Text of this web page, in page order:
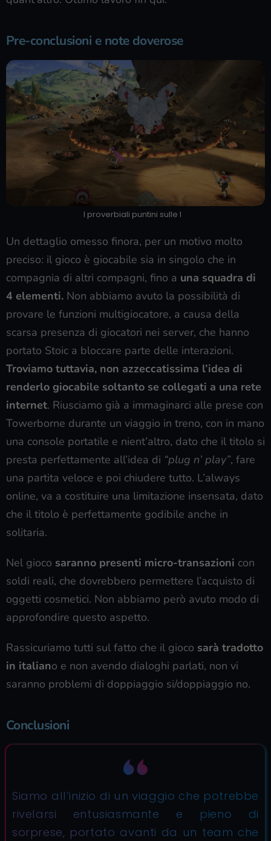
Pre-conclusioni e note doverose
I proverbiali puntini sulle I
Un dettaglio omesso finora, per un motivo molto
preciso: il gioco è giocabile sia in singolo che in
compagnia di altri compagni, fino a una squadra di
4 elementi. Non abbiamo avuto la possibilità di
provare le funzioni multigiocatore, a causa della
scarsa presenza di giocatori nei server, che hanno
portato Stoic a bloccare parte delle interazioni.
Troviamo tuttavia, non azzeccatissima l’idea di
renderlo giocabile soltanto se collegati a una rete
internet. Riusciamo già a immaginarci alle prese con
Towerborne durante un viaggio in treno, con in mano
una console portatile e nient’altro, dato che il titolo si
presta perfettamente all’idea di “plug n’ play”, fare
una partita veloce e poi chiudere tutto. L’always
online, va a costituire una limitazione insensata, dato
che il titolo è perfettamente godibile anche in
solitaria.
Nel gioco saranno presenti micro-transazioni con
soldi reali, che dovrebbero permettere l’acquisto di
oggetti cosmetici. Non abbiamo però avuto modo di
approfondire questo aspetto.
Rassicuriamo tutti sul fatto che il gioco sarà tradotto
in italiano e non avendo dialoghi parlati, non vi
saranno problemi di doppiaggio si/doppiaggio no.
Conclusioni
Siamo all’inizio di un viaggio che potrebbe
rivelarsi entusiasmante e pieno di
sorprese, portato avanti da un team che